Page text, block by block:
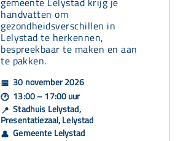
handvatten om
gezondheidsverschillen in
Lelystad te herkennen,
bespreekbaar te maken en aan
te pakken.
📅 30 november 2026
🕐 13:00 – 17:00 uur
📍 Stadhuis Lelystad,
Presentatiezaal, Lelystad
👤 Gemeente Lelystad